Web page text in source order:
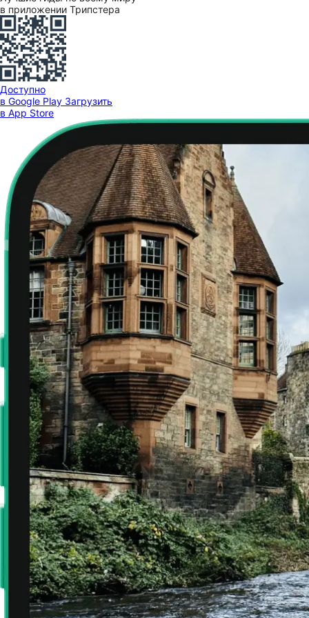
в приложении Трипстера
Доступно
в Google Play Загрузить
в App Store